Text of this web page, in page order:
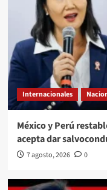
Internacionales
México y Perú
acepta dar
7 agosto, 2026 0